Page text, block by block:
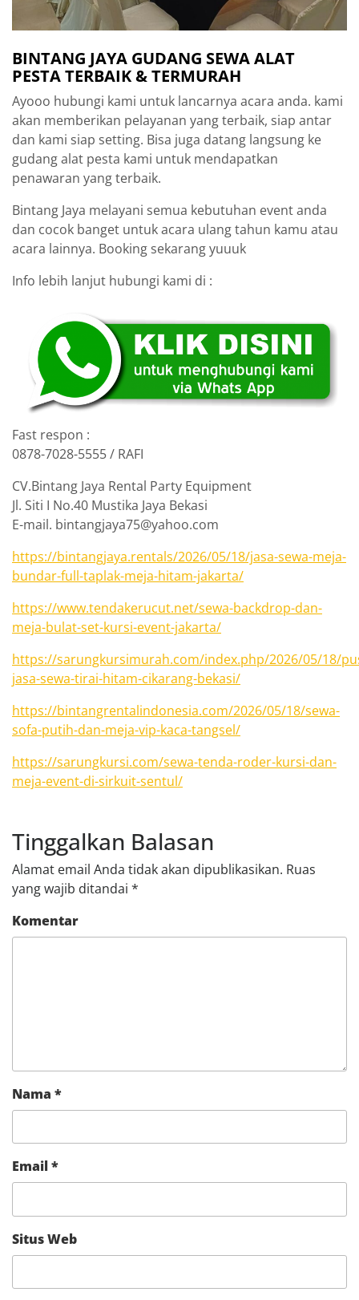
BINTANG JAYA GUDANG SEWA ALAT
PESTA TERBAIK & TERMURAH
Ayooo hubungi kami untuk lancarnya acara anda. kami
akan memberikan pelayanan yang terbaik, siap antar
dan kami siap setting. Bisa juga datang langsung ke
gudang alat pesta kami untuk mendapatkan
penawaran yang terbaik.
Bintang Jaya melayani semua kebutuhan event anda
dan cocok banget untuk acara ulang tahun kamu atau
acara lainnya. Booking sekarang yuuuk
Info lebih lanjut hubungi kami di :
Fast respon :
0878-7028-5555 / RAFI
CV.Bintang Jaya Rental Party Equipment
Jl. Siti I No.40 Mustika Jaya Bekasi
E-mail. bintangjaya75@yahoo.com
https://bintangjaya.rentals/2026/05/18/jasa-sewa-meja-
bundar-full-taplak-meja-hitam-jakarta/
https://www.tendakerucut.net/sewa-backdrop-dan-
meja-bulat-set-kursi-event-jakarta/
https://sarungkursimurah.com/index.php/2026/05/18/
jasa-sewa-tirai-hitam-cikarang-bekasi/
https://bintangrentalindonesia.com/2026/05/18/sewa-
sofa-putih-dan-meja-vip-kaca-tangsel/
https://sarungkursi.com/sewa-tenda-roder-kursi-dan-
meja-event-di-sirkuit-sentul/
Tinggalkan Balasan
Alamat email Anda tidak akan dipublikasikan. Ruas
yang wajib ditandai *
Komentar
Nama *
Email *
Situs Web